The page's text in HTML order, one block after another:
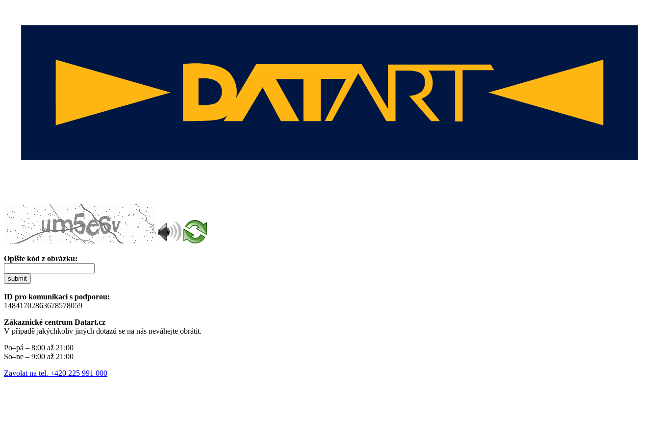
Opište kód z obrázku:
submit
ID pro komunikaci s podporou:
14841702863678578059
Zákaznické centrum Datart.cz
V případě jakýchkoliv jiných dotazů se na nás neváhejte obrátit.
Po–pá – 8:00 až 21:00
So–ne – 9:00 až 21:00
Zavolat na tel. +420 225 991 000